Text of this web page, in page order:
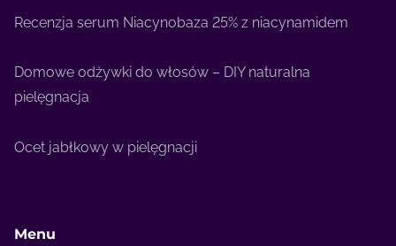
Recenzja serum Niacynobaza 25% z niacynamidem
Domowe odżywki do włosów – DIY naturalna
pielęgnacja
Ocet jabłkowy w pielęgnacji
Menu